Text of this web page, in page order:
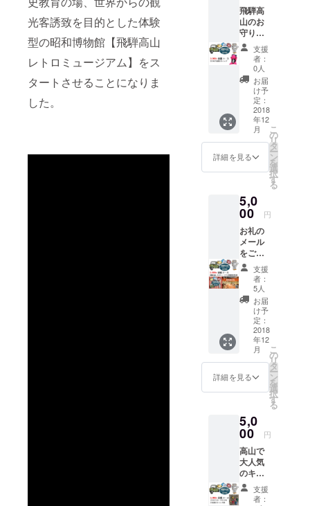
光客誘致を目的とした体験
型の昭和博物館【飛騨高山
レトロミュージアム】をス
タートさせることになりま
した。
本など貴重
な雑誌を手
に取って読
むこともで
き、今まで
の昭和館で
は体験でき
ない施設と
してオープ
す。また
は小学校
ブースで当
時の学校給
食体験も始
まります。
懐かしい揚
げパンやソ
フト麺など
あの頃の給
食を食べて
いただけま
す。
飛騨高
山のお
守り、
ひだの
さるぼ
ぼスト
ラップ
をお礼
として
リター
ンいた
しま
す。 ※
カラー
はお選
びでき
支援
者：
0人
お届
け予
定：
2018
年12
月
詳細を見る
こ
の
リ
タ
ー
ン
を
選
択
す
る
5,0
00 円
お礼の
メール
をご連
絡させ
ていた
だき、
飛騨高
山レト
ミュー
ジアム
無料招
待券2枚
をお礼
として
リター
しま
す。 招
待券に
期限は
ござい
ませ
ん。
支援
者：
5人
お届
け予
定：
2018
年12
月
詳細を見る
こ
の
リ
タ
ー
ン
を
選
択
す
る
5,0
00 円
高山で
大人気
のキラ
キラか
わいい
支援
者：